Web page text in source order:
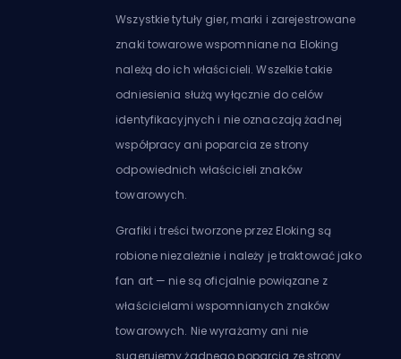
Wszystkie tytuły gier, marki i zarejestrowane
znaki towarowe wspomniane na Eloking
należą do ich właścicieli. Wszelkie takie
odniesienia służą wyłącznie do celów
identyfikacyjnych i nie oznaczają żadnej
współpracy ani poparcia ze strony
odpowiednich właścicieli znaków
towarowych.
Grafiki i treści tworzone przez Eloking są
robione niezależnie i należy je traktować jako
fan art — nie są oficjalnie powiązane z
właścicielami wspomnianych znaków
towarowych. Nie wyrażamy ani nie
sugerujemy żadnego poparcia ze strony